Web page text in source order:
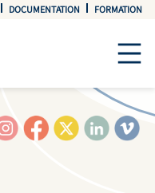
DOCUMENTATION FORMATION